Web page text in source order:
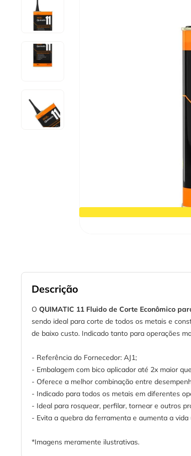
Descrição
O QUIMATIC 11 Fluido de Corte Econômico
sendo ideal para corte de todos os metais e
de baixo custo. Indicado tanto para operações
- Referência do Fornecedor: AJ1;
- Embalagem com bico aplicador até 2x maior
- Oferece a melhor combinação entre
- Indicado para todos os metais em diferentes
- Ideal para rosquear, perfilar, tornear e outros
- Evita a quebra da ferramenta e aumenta a
*Imagens meramente ilustrativas.
chave impacto